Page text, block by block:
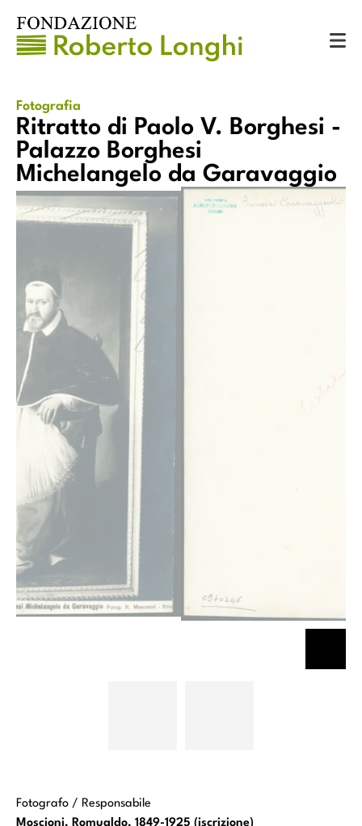
Palazzo Borghesi Michelangelo Ritratto di Paolo V. Borghesi -
da
Ritratto di Paolo V. Borghesi -
Palazzo Borghesi
Michelangelo da Garavaggio
Fotografia
Fotografo / Responsabile
Moscioni, Romualdo, 1849-1925 (iscrizione)